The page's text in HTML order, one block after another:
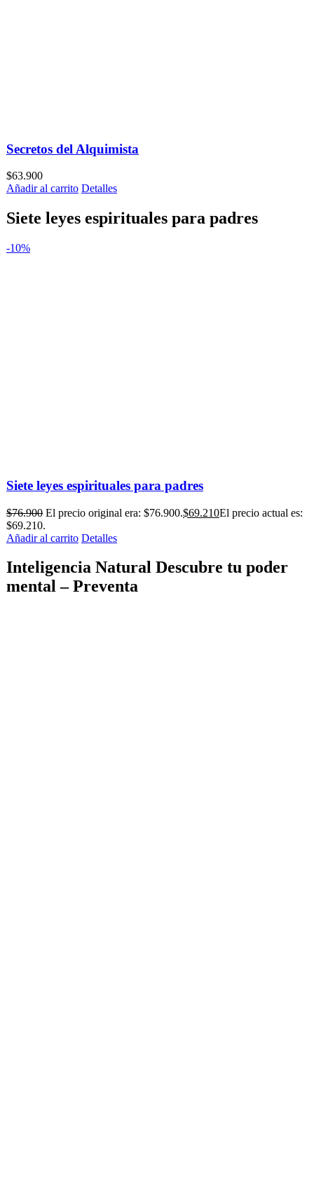
Secretos del Alquimista
$63.900
Añadir al carrito Detalles
Siete leyes espirituales para padres
-10%
Siete leyes espirituales para padres
$76.900 El precio original era: $76.900.$69.210El precio actual es:
$69.210.
Añadir al carrito Detalles
Inteligencia Natural Descubre tu poder
mental – Preventa